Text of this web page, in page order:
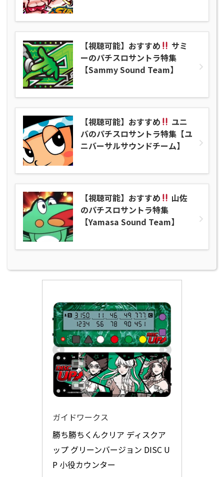
【視聴可能】おすすめ
サミ
ーのパチスロサントラ特集
【Sammy Sound Team】
【視聴可能】おすすめ
ユニ
バのパチスロサントラ特集【ユ
ニバーサルサウンドチーム】
【視聴可能】おすすめ
山佐
のパチスロサントラ特集
【Yamasa Sound Team】
ガイドワークス
勝ち勝ちくんクリア ディスクア
ップ グリーンバージョン DISC U
P 小役カウンター